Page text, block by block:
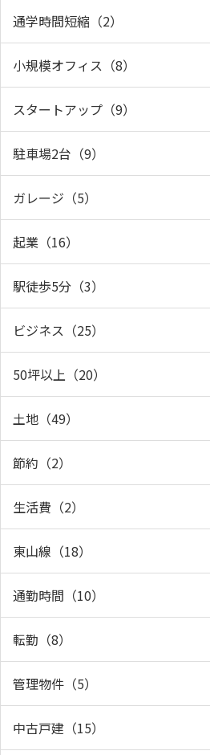
通学時間短縮（2）
小規模オフィス（8）
スタートアップ（9）
駐車場2台（9）
ガレージ（5）
起業（16）
駅徒歩5分（3）
ビジネス（25）
50坪以上（20）
土地（49）
節約（2）
生活費（2）
東山線（18）
通勤時間（10）
転勤（8）
管理物件（5）
中古戸建（15）